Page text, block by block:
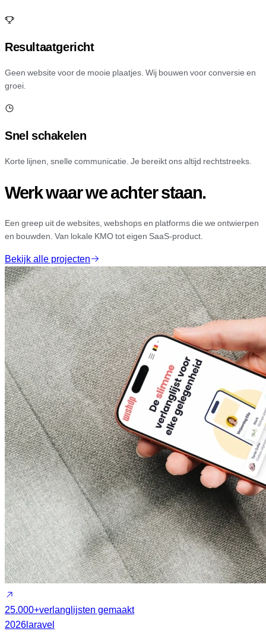
Resultaatgericht
Geen website voor de mooie plaatjes. Wij bouwen voor conversie en
groei.
Snel schakelen
Korte lijnen, snelle communicatie. Je bereikt ons altijd rechtstreeks.
Werk waar we achter staan.
Een greep uit de websites, webshops en platforms die we ontwierpen
en bouwden. Van lokale KMO tot eigen SaaS-product.
Bekijk alle projecten
25.000+verlanglijsten gemaakt
2026 laravel